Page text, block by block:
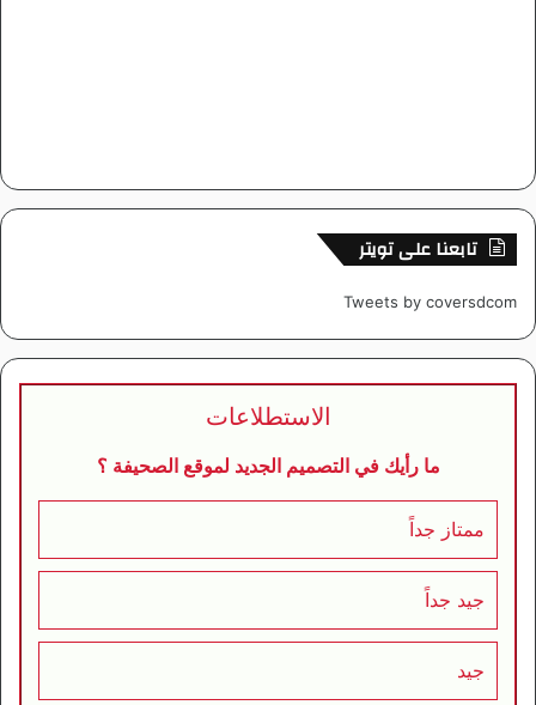
تابعنا على تويتر
Tweets by coversdcom
الاستطلاعات
ما رأيك في التصميم الجديد لموقع الصحيفة ؟
ممتاز جداً
جيد جداً
جيد